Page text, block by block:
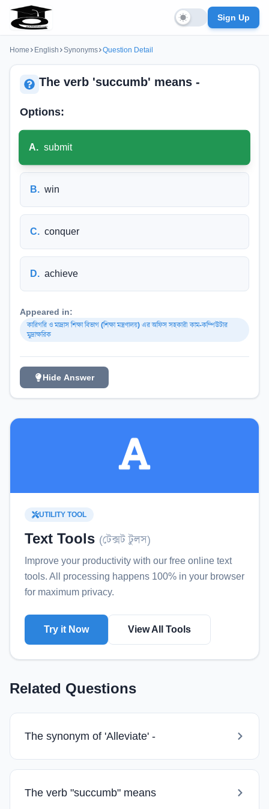
Sign Up
Home English Synonyms Question Detail
The verb 'succumb' means -
Options:
A. submit
B. win
C. conquer
D. achieve
Appeared in:
কারিগরি ও মাদ্রাস শিক্ষা বিভাগ (শিক্ষা মন্ত্রণালয়) এর অফিস সহকারী কাম-কম্পিউটার
মুদ্রাক্ষরিক
Hide Answer
UTILITY TOOL
Text Tools (টেক্সট টুলস)
Improve your productivity with our free online text
tools. All processing happens 100% in your browser
for maximum privacy.
Try it Now View All Tools
Related Questions
The synonym of 'Alleviate' -
The verb "succumb" means